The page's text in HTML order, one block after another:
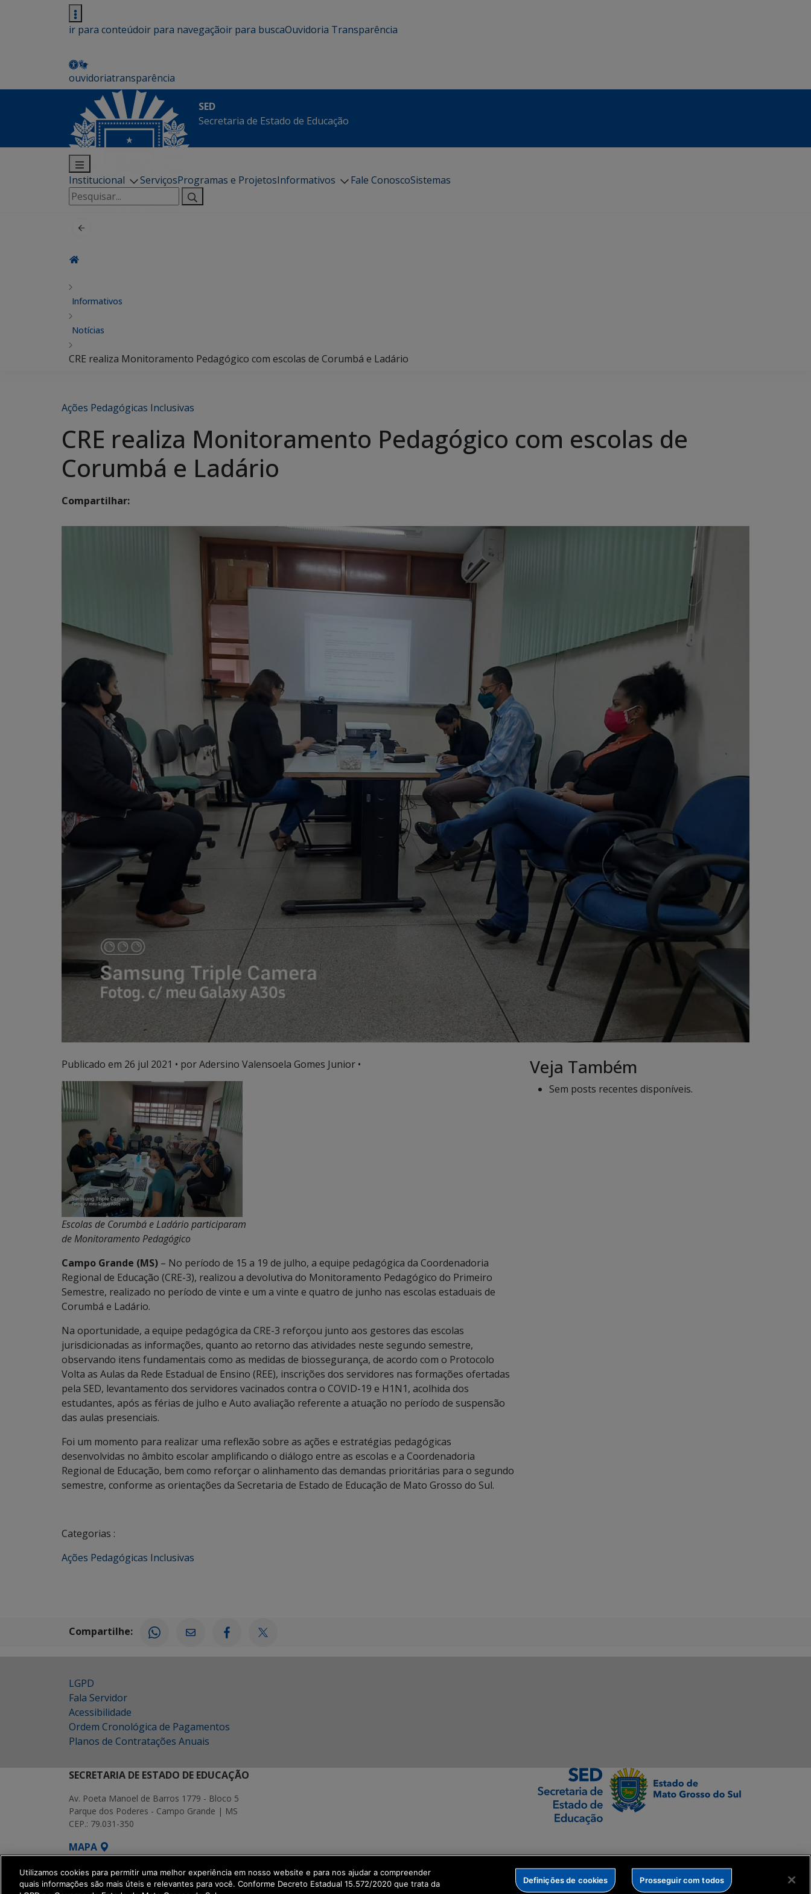
ir para conteúdoir para navegaçãoir para buscaOuvidoria Transparência
ouvidoriatransparência
SED
Secretaria de Estado de Educação
Institucional ServiçosProgramas e ProjetosInformativos Fale ConoscoSistemas
Pesquisar
por:
Informativos
Notícias
CRE realiza Monitoramento Pedagógico com escolas de Corumbá e Ladário
Ações Pedagógicas Inclusivas
CRE realiza Monitoramento Pedagógico com escolas de
Corumbá e Ladário
Compartilhar:
Publicado em 26 jul 2021 • por Adersino Valensoela Gomes Junior •
Escolas de Corumbá e Ladário participaram
de Monitoramento Pedagógico
Campo Grande (MS) – No período de 15 a 19 de julho, a equipe pedagógica da Coordenadoria
Regional de Educação (CRE-3), realizou a devolutiva do Monitoramento Pedagógico do Primeiro
Semestre, realizado no período de vinte e um a vinte e quatro de junho nas escolas estaduais de
Corumbá e Ladário.
Na oportunidade, a equipe pedagógica da CRE-3 reforçou junto aos gestores das escolas
jurisdicionadas as informações, quanto ao retorno das atividades neste segundo semestre,
observando itens fundamentais como as medidas de biossegurança, de acordo com o Protocolo
Volta as Aulas da Rede Estadual de Ensino (REE), inscrições dos servidores nas formações ofertadas
pela SED, levantamento dos servidores vacinados contra o COVID-19 e H1N1, acolhida dos
estudantes, após as férias de julho e Auto avaliação referente a atuação no período de suspensão
das aulas presenciais.
Foi um momento para realizar uma reflexão sobre as ações e estratégias pedagógicas
desenvolvidas no âmbito escolar amplificando o diálogo entre as escolas e a Coordenadoria
Regional de Educação, bem como reforçar o alinhamento das demandas prioritárias para o segundo
semestre, conforme as orientações da Secretaria de Estado de Educação de Mato Grosso do Sul.
Categorias :
Ações Pedagógicas Inclusivas
Veja Também
Sem posts recentes disponíveis.
Compartilhe:
LGPD
Fala Servidor
Acessibilidade
Ordem Cronológica de Pagamentos
Planos de Contratações Anuais
SECRETARIA DE ESTADO DE EDUCAÇÃO
Av. Poeta Manoel de Barros 1779 - Bloco 5
Parque dos Poderes - Campo Grande | MS
CEP.: 79.031-350
MAPA
SETDIG | Secretaria-Executiva de Transformação Digital
Utilizamos cookies para permitir uma melhor experiência em nosso website e para nos ajudar a compreender
quais informações são mais úteis e relevantes para você. Conforme Decreto Estadual 15.572/2020 que trata da
Definições de cookies Prosseguir com todos